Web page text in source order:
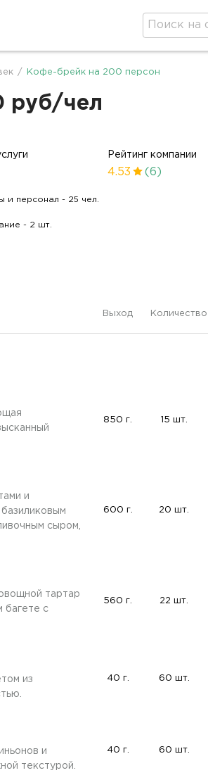
/ Кофе-брейк на 200 персон
руб/чел
и персонал - 25 чел.
- 2 шт.
Рейтинг компании
4.53 (6)
Выход Количество
850 г. 15 шт.
и
сыром,
600 г. 20 шт.
тартар
багете с
560 г. 22 шт.
из
40 г. 60 шт.
и
текстурой.
40 г. 60 шт.